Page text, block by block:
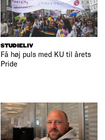
STUDIELIV
Få høj puls med KU til årets
Pride